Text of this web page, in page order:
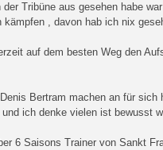
der Tribüne aus gesehen habe
kämpfen , davon hab ich nix
auf dem besten Weg den
Bertram machen an für
ich denke vielen ist bewusst
6 Saisons Trainer von Sankt